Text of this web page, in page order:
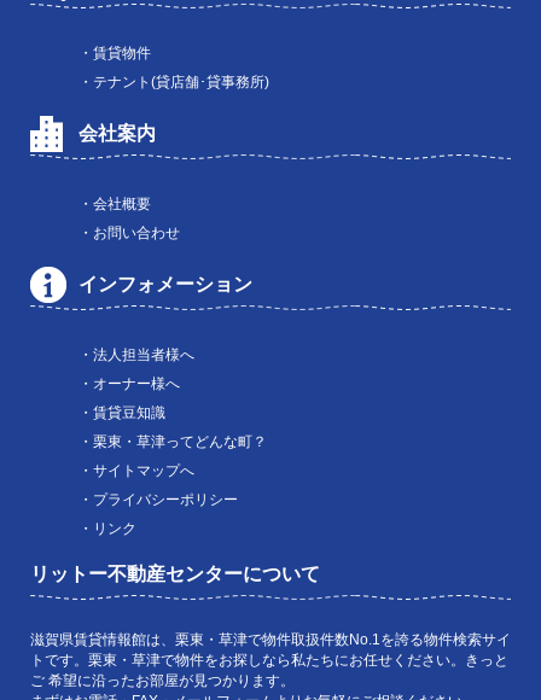
・賃貸物件
・テナント(貸店舗･貸事務所)
会社案内
・会社概要
・お問い合わせ
インフォメーション
・法人担当者様へ
・オーナー様へ
・賃貸豆知識
・栗東・草津ってどんな町？
・サイトマップへ
・プライバシーポリシー
・リンク
リットー不動産センターについて
滋賀県賃貸情報館は、栗東・草津で物件取扱件数No.1を誇る物件検索サイ
トです。栗東・草津で物件をお探しなら私たちにお任せください。きっと
ご 希望に沿ったお部屋が見つかります。